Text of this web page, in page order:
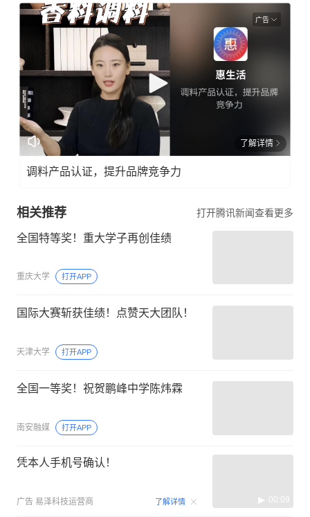
广告
了解详情
调料产品认证，提升品牌竞争力
相关推荐 打开腾讯新闻查看更多
全国特等奖！重大学子再创佳绩
重庆大学 打开APP
国际大赛斩获佳绩！点赞天大团队！
天津大学 打开APP
全国一等奖！祝贺鹏峰中学陈炜霖
南安融媒 打开APP
凭本人手机号确认！
广告 易泽科技运营商 了解详情 00:09